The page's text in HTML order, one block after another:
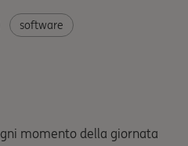
software
momento della giornata